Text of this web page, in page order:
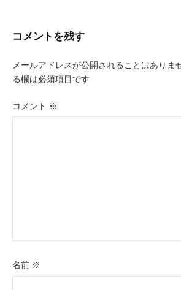
ゲ
ー
シ
ョ
コメントを残す
メールアドレスが公開されることはありま
る欄は必須項目です
コメント ※
名前 ※